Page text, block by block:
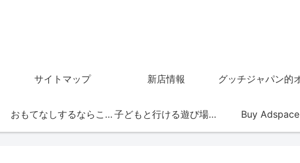
サイトマップ 新店情報
おもてなしするならこの店 子どもと行ける遊び場・お店 Buy Adspace